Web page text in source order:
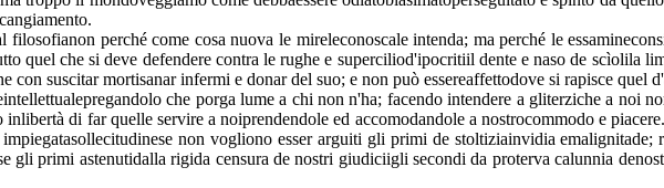
perché come cosa nuova le mireleconoscale intenda; ma perché le
quel che si deve defendere contra le rughe e superciliod'ipocritiil dente e naso de scìolila
con suscitar mortisanar infermi e donar del suo; e non può essereaffettodove si rapisce
che porga lume a chi non n'ha; facendo intendere a gliterziche a noi
di far quelle servire a noiprendendole ed accomodandole a nostrocommodo e
non vogliono esser arguiti gli primi de stoltiziainvidia emalignitade;
gli primi astenutidalla rigida censura de nostri giudiciigli secondi da proterva calunnia